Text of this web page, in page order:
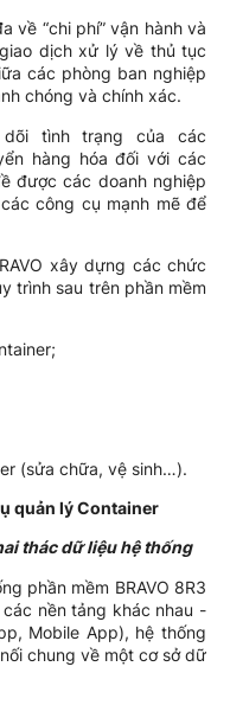
về “chi phí” vận hành và
dịch xử lý về thủ tục
các phòng ban nghiệp
chóng và chính xác.
tình trạng của các
hàng hóa đối với các
được các doanh nghiệp
công cụ mạnh mẽ để
xây dựng các chức
trình sau trên phần mềm
(sửa chữa, vệ sinh…).
quản lý Container
thác dữ liệu hệ thống
phần mềm BRAVO 8R3
nền tảng khác nhau -
Mobile App), hệ thống
chung về một cơ sở dữ